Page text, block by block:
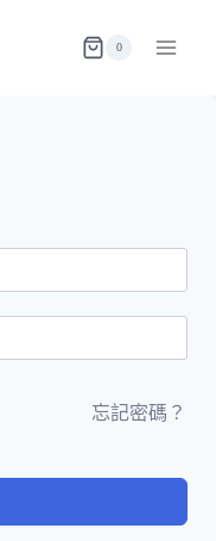
0
忘記密碼？